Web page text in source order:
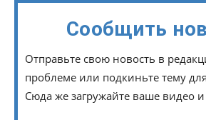
Сообщить
Отправьте свою новость в
проблеме или подкиньте тему
Сюда же загружайте ваше видео